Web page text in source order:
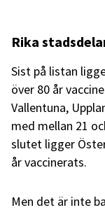
Rika
Sist på listan
över 80 år
Vallentuna,
med mellan 21
slutet ligger
år vaccinerats.
Men det är inte